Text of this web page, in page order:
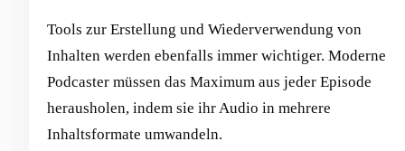
Tools zur Erstellung und Wiederverwendung von
Inhalten werden ebenfalls immer wichtiger. Moderne
Podcaster müssen das Maximum aus jeder Episode
herausholen, indem sie ihr Audio in mehrere
Inhaltsformate umwandeln.